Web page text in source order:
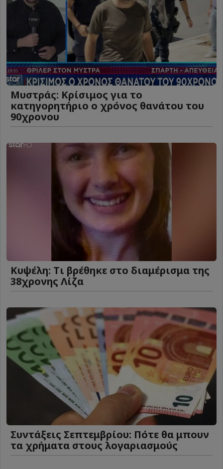
Μυστράς: Κρίσιμος για το
κατηγορητήριο ο χρόνος θανάτου του
90χρονου
Κυψέλη: Tι βρέθηκε στο διαμέρισμα της
38χρονης Λίζα
Συντάξεις Σεπτεμβρίου: Πότε θα μπουν
τα χρήματα στους λογαριασμούς